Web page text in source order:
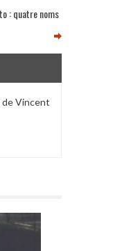
: quatre noms
de Vincent